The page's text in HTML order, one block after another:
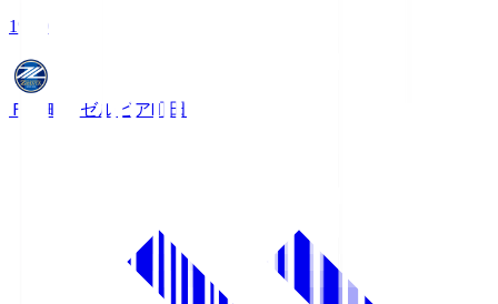
19:00
ＦＣ町田ゼルビア町田